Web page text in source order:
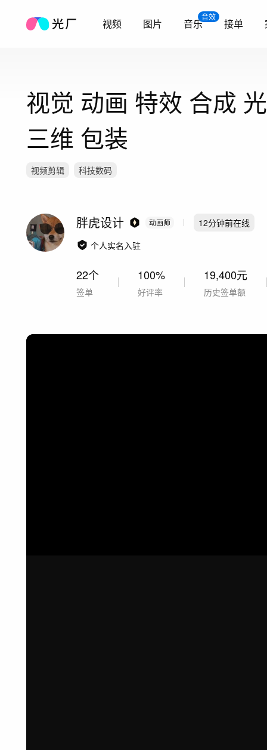
视频 图片
音效
音乐 接单
视觉 动画 特效 合成
三维 包装
视频剪辑 科技数码
胖虎设计 动画师 12分钟前在线
个人实名入驻
22个
签单
100%
好评率
19,400元
历史签单额